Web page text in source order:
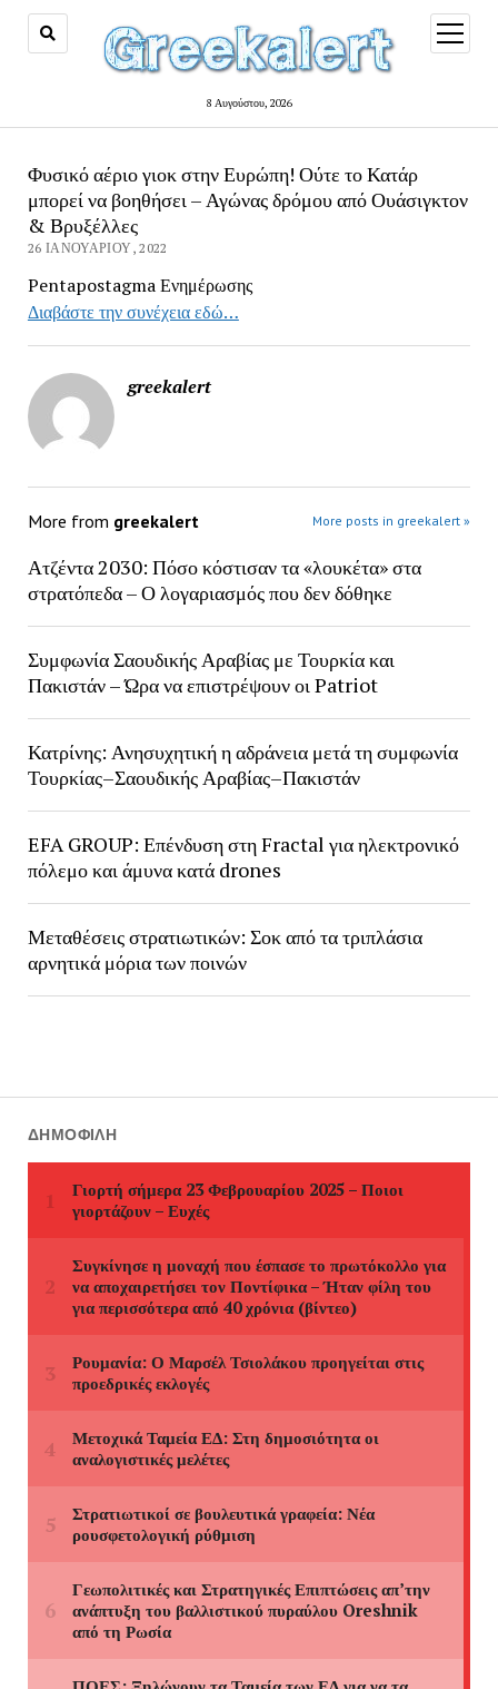
8 Αυγούστου, 2026
open
menu
Φυσικό αέριο γιοκ στην Ευρώπη! Ούτε το Κατάρ
μπορεί να βοηθήσει – Αγώνας δρόμου από Ουάσιγκτον
& Βρυξέλλες
26 ΙΑΝΟΥΑΡΊΟΥ, 2022
Pentapostagma Ενημέρωσης
Διαβάστε την συνέχεια εδώ…
greekalert
More from greekalert More posts in greekalert »
Ατζέντα 2030: Πόσο κόστισαν τα «λουκέτα» στα
στρατόπεδα – Ο λογαριασμός που δεν δόθηκε
Συμφωνία Σαουδικής Αραβίας με Τουρκία και
Πακιστάν – Ώρα να επιστρέψουν οι Patriot
Κατρίνης: Ανησυχητική η αδράνεια μετά τη συμφωνία
Τουρκίας–Σαουδικής Αραβίας–Πακιστάν
EFA GROUP: Επένδυση στη Fractal για ηλεκτρονικό
πόλεμο και άμυνα κατά drones
Μεταθέσεις στρατιωτικών: Σοκ από τα τριπλάσια
αρνητικά μόρια των ποινών
ΔΗΜΟΦΙΛΉ